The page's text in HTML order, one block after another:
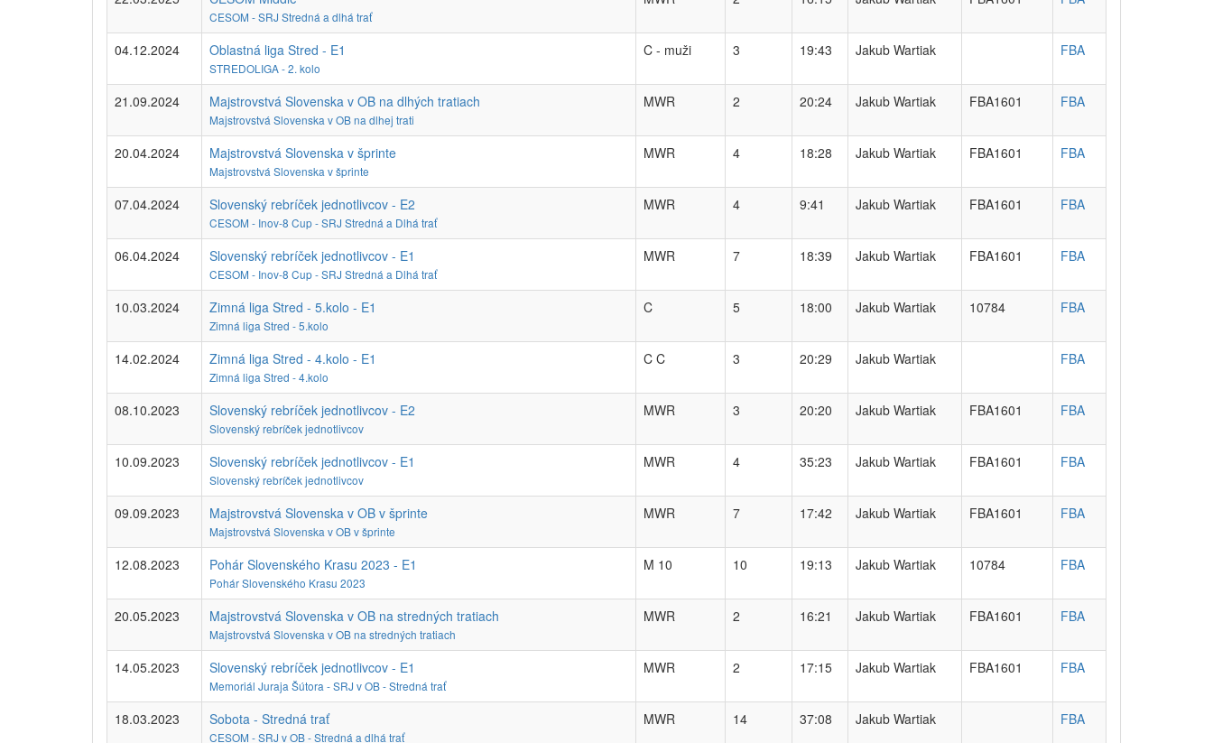
CESOM - SRJ Stredná a dlhá trať
04.12.2024 Oblastná liga Stred - E1
STREDOLIGA - 2. kolo
C - muži 3 19:43 Jakub Wartiak FBA
21.09.2024 Majstrovstvá Slovenska v OB na dlhých tratiach
Majstrovstvá Slovenska v OB na dlhej trati
MWR 2 20:24 Jakub Wartiak FBA1601 FBA
20.04.2024 Majstrovstvá Slovenska v šprinte
Majstrovstvá Slovenska v šprinte
MWR 4 18:28 Jakub Wartiak FBA1601 FBA
07.04.2024 Slovenský rebríček jednotlivcov - E2
CESOM - Inov-8 Cup - SRJ Stredná a Dlhá trať
MWR 4 9:41 Jakub Wartiak FBA1601 FBA
06.04.2024 Slovenský rebríček jednotlivcov - E1
CESOM - Inov-8 Cup - SRJ Stredná a Dlhá trať
MWR 7 18:39 Jakub Wartiak FBA1601 FBA
10.03.2024 Zimná liga Stred - 5.kolo - E1
Zimná liga Stred - 5.kolo
C 5 18:00 Jakub Wartiak 10784 FBA
14.02.2024 Zimná liga Stred - 4.kolo - E1
Zimná liga Stred - 4.kolo
C C 3 20:29 Jakub Wartiak FBA
08.10.2023 Slovenský rebríček jednotlivcov - E2
Slovenský rebríček jednotlivcov
MWR 3 20:20 Jakub Wartiak FBA1601 FBA
10.09.2023 Slovenský rebríček jednotlivcov - E1
Slovenský rebríček jednotlivcov
MWR 4 35:23 Jakub Wartiak FBA1601 FBA
09.09.2023 Majstrovstvá Slovenska v OB v šprinte
Majstrovstvá Slovenska v OB v šprinte
MWR 7 17:42 Jakub Wartiak FBA1601 FBA
12.08.2023 Pohár Slovenského Krasu 2023 - E1
Pohár Slovenského Krasu 2023
M 10 10 19:13 Jakub Wartiak 10784 FBA
20.05.2023 Majstrovstvá Slovenska v OB na stredných tratiach
Majstrovstvá Slovenska v OB na stredných tratiach
MWR 2 16:21 Jakub Wartiak FBA1601 FBA
14.05.2023 Slovenský rebríček jednotlivcov - E1
Memoriál Juraja Šútora - SRJ v OB - Stredná trať
MWR 2 17:15 Jakub Wartiak FBA1601 FBA
18.03.2023 Sobota - Stredná trať
CESOM - SRJ v OB - Stredná a dlhá trať
MWR 14 37:08 Jakub Wartiak FBA